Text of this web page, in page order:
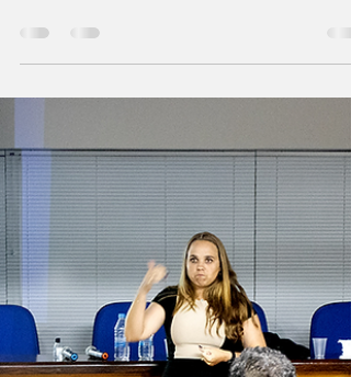
inaugura Balcão do
Consumidor na
A partir da próxima segunda-feira, 1º de abril,
a população terá a oportunidade de receber
atendimento no Balcão do Consumidor. O
novo...